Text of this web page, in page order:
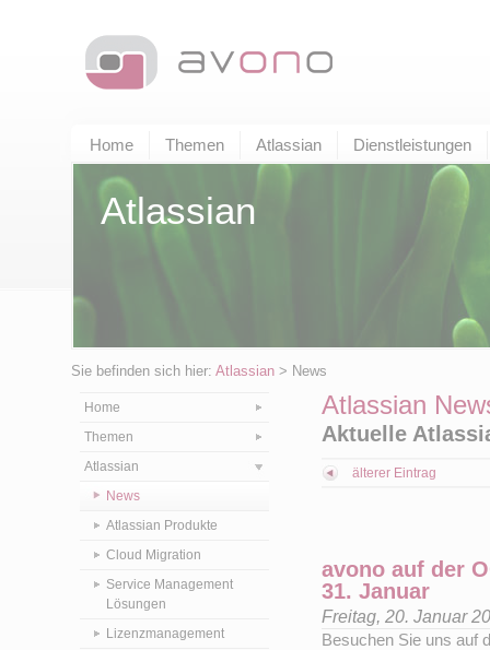
Home Themen Atlassian Dienstleistungen
Atlassian
Sie befinden sich hier: Atlassian > News
Home
Themen
Atlassian
News
Atlassian Produkte
Cloud Migration
Service Management
Lösungen
Lizenzmanagement
Atlassian
Aktuelle
älterer Eintrag
avono auf der
31. Januar
Freitag, 20. Januar
Besuchen Sie uns auf